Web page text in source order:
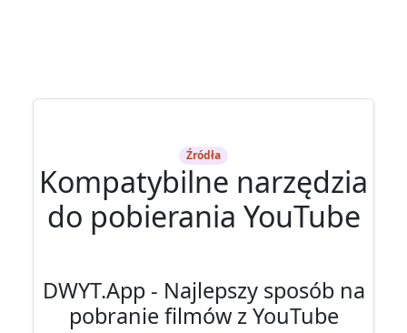
Źródła
Kompatybilne narzędzia
do pobierania YouTube
DWYT.App - Najlepszy sposób na
pobranie filmów z YouTube